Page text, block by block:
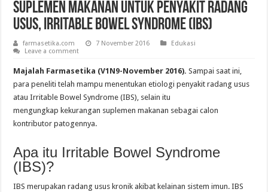
Suplemen Makanan Untuk Penyakit Radang
Usus, Irritable Bowel Syndrome (IBS)
farmasetika.com 7 November 2016
Edukasi
Leave a comment
Majalah Farmasetika (V1N9-November 2016). Sampai saat ini,
para peneliti telah mampu menentukan etiologi penyakit radang usus
atau Irritable Bowel Syndrome (IBS), selain itu
mengungkap kekurangan suplemen makanan sebagai calon
kontributor patogennya.
Apa itu Irritable Bowel Syndrome
(IBS)?
IBS merupakan radang usus kronik akibat kelainan sistem imun. IBS